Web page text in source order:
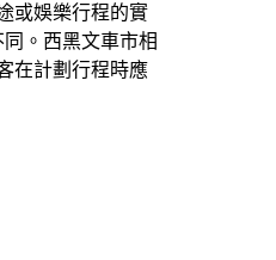
或娛樂行程的實
。西黑文車市相
在計劃行程時應